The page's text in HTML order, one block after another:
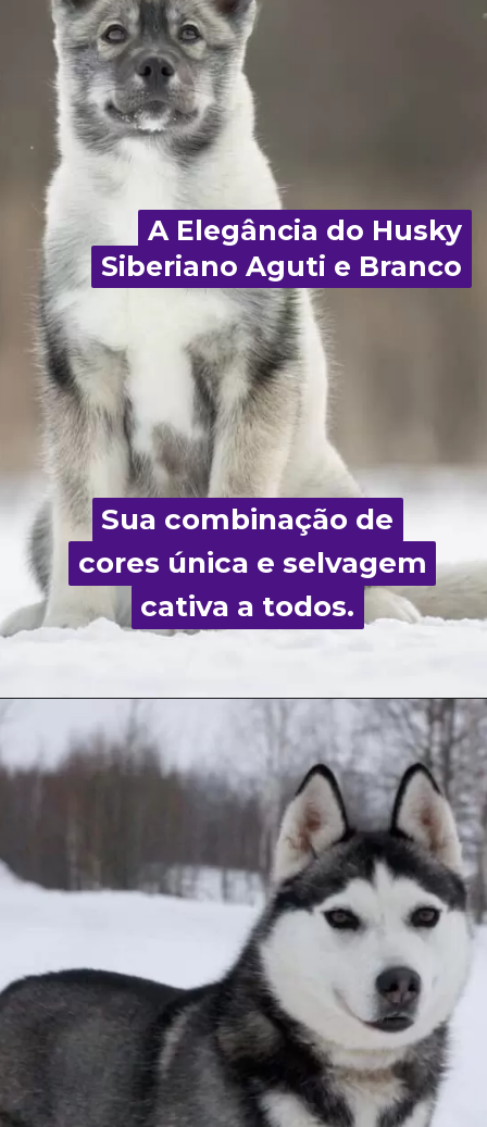
A Elegância do Husky
Siberiano Aguti e Branco
A Elegância do Husky
Siberiano Aguti e Branco
Sua combinação de
cores única e selvagem
cativa a todos.
Sua combinação de
cores única e selvagem
cativa a todos.